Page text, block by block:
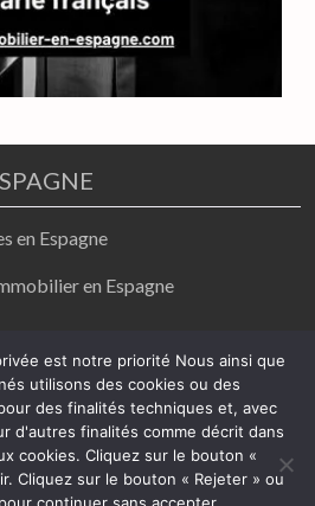
en Espagne
en Espagne
de confidentialité
est notre priorité Nous ainsi que
utilisons des cookies ou des
des finalités techniques et, avec
d'autres finalités comme décrit dans
cookies. Cliquez sur le bouton «
Cliquez sur le bouton « Rejeter » ou